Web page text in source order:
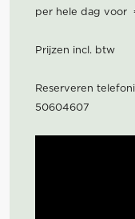
per hele dag voor
Prijzen incl. btw
Reserveren
50604607